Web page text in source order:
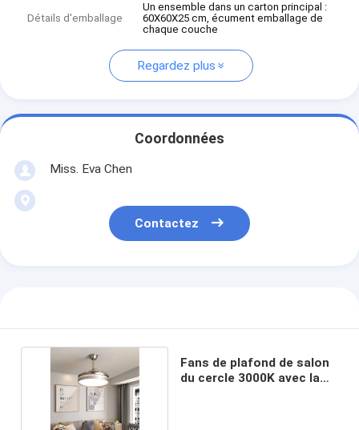
Détails d'emballage
Un ensemble dans un carton principal :
60X60X25 cm, écument emballage de
chaque couche
Regardez plus
Coordonnées
Miss. Eva Chen
Contactez
Fans de plafond de salon
du cercle 3000K avec la